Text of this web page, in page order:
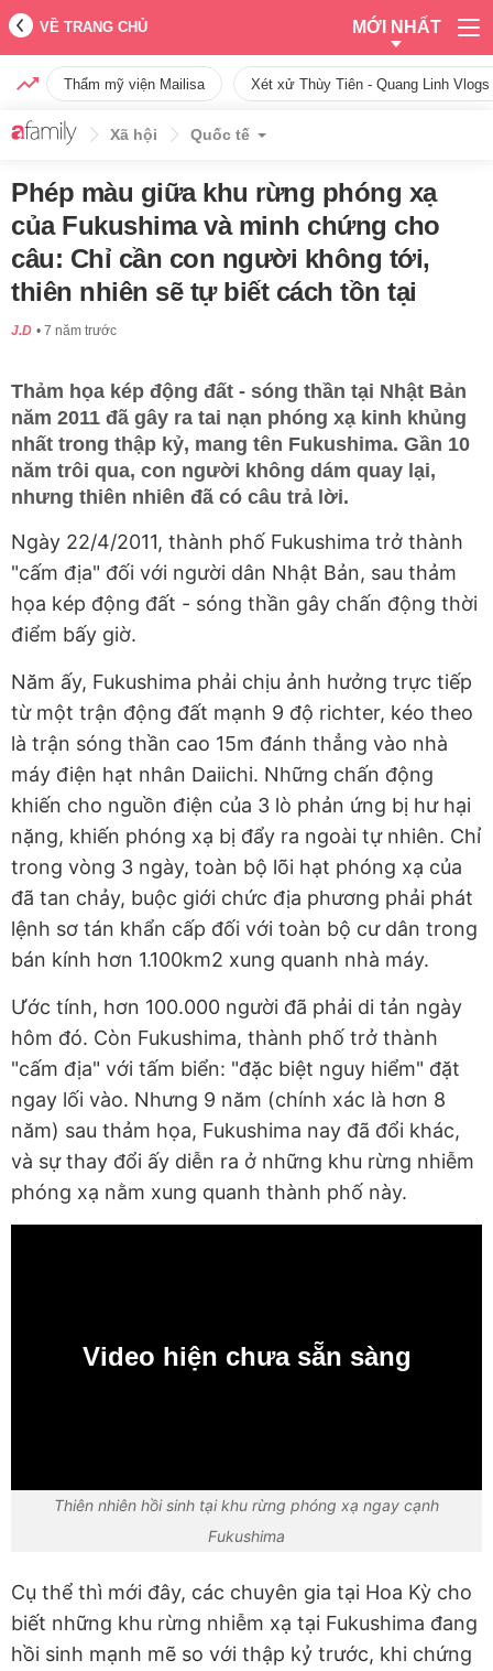
VỀ TRANG CHỦ MỚI NHẤT
Thẩm mỹ viện Mailisa Xét xử Thùy Tiên - Quang Linh
Xã hội Quốc tế
Phép màu giữa khu rừng phóng xạ
của Fukushima và minh chứng cho
câu: Chỉ cần con người không tới,
thiên nhiên sẽ tự biết cách tồn tại
J.D 7 năm trước
Thảm họa kép động đất - sóng thần tại Nhật Bản
năm 2011 đã gây ra tai nạn phóng xạ kinh khủng
nhất trong thập kỷ, mang tên Fukushima. Gần 10
năm trôi qua, con người không dám quay lại,
nhưng thiên nhiên đã có câu trả lời.
Ngày 22/4/2011, thành phố Fukushima trở thành
"cấm địa" đối với người dân Nhật Bản, sau thảm
họa kép động đất - sóng thần gây chấn động thời
điểm bấy giờ.
Năm ấy, Fukushima phải chịu ảnh hưởng trực tiếp
từ một trận động đất mạnh 9 độ richter, kéo theo
là trận sóng thần cao 15m đánh thẳng vào nhà
máy điện hạt nhân Daiichi. Những chấn động
khiến cho nguồn điện của 3 lò phản ứng bị hư hại
nặng, khiến phóng xạ bị đẩy ra ngoài tự nhiên. Chỉ
trong vòng 3 ngày, toàn bộ lõi hạt phóng xạ của
đã tan chảy, buộc giới chức địa phương phải phát
lệnh sơ tán khẩn cấp đối với toàn bộ cư dân trong
bán kính hơn 1.100km2 xung quanh nhà máy.
Ước tính, hơn 100.000 người đã phải di tản ngày
hôm đó. Còn Fukushima, thành phố trở thành
"cấm địa" với tấm biển: "đặc biệt nguy hiểm" đặt
ngay lối vào. Nhưng 9 năm (chính xác là hơn 8
năm) sau thảm họa, Fukushima nay đã đổi khác,
và sự thay đổi ấy diễn ra ở những khu rừng nhiễm
phóng xạ nằm xung quanh thành phố này.
Video hiện chưa sẵn sàng
Thiên nhiên hồi sinh tại khu rừng phóng xạ ngay cạnh
Fukushima
Cụ thể thì mới đây, các chuyên gia tại Hoa Kỳ cho
biết những khu rừng nhiễm xạ tại Fukushima đang
hồi sinh mạnh mẽ so với thập kỷ trước, khi chứng